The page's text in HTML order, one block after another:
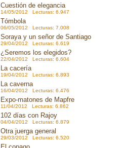
Cuestión de elegancia
14/05/2012 Lecturas: 6.947
Tómbola
06/05/2012 Lecturas: 7.008
Soraya y un señor de Santiago
29/04/2012 Lecturas: 6.619
¿Seremos los elegidos?
22/04/2012 Lecturas: 6.604
La cacería
19/04/2012 Lecturas: 6.893
La caverna
16/04/2012 Lecturas: 6.476
Expo-matones de Mapfre
11/04/2012 Lecturas: 6.862
102 días con Rajoy
04/04/2012 Lecturas: 6.879
Otra juerga general
29/03/2012 Lecturas: 6.520